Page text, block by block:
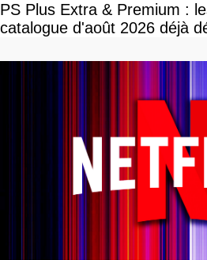
PS Plus Extra & Premium :
catalogue d'août 2026 déjà